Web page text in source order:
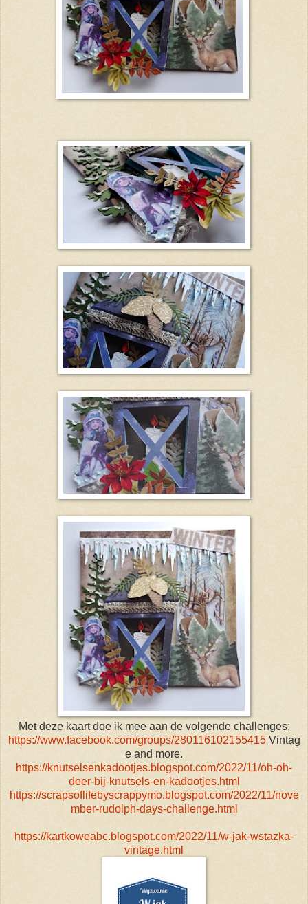
Met deze kaart doe ik mee aan de volgende challenges;
https://www.facebook.com/groups/280116102155415Vintag
e and more.
https://knutselsenkadootjes.blogspot.com/2022/11/oh-oh-
deer-bij-knutsels-en-kadootjes.html
https://scrapsoflifebyscrappymo.blogspot.com/2022/11/nove
mber-rudolph-days-challenge.html
https://kartkoweabc.blogspot.com/2022/11/w-jak-wstazka-
vintage.html